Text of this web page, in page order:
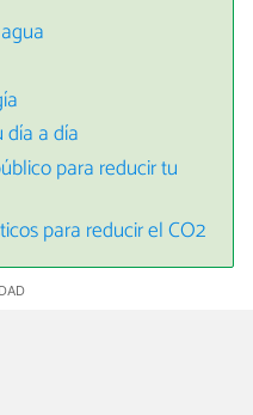
a día
para reducir tu
para reducir el CO2